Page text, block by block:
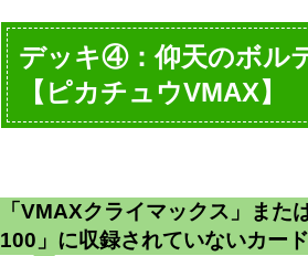
デッキ④：仰天のボル
【ピカチュウVMAX】
「VMAXクライマックス」また
100」に収録されていないカード